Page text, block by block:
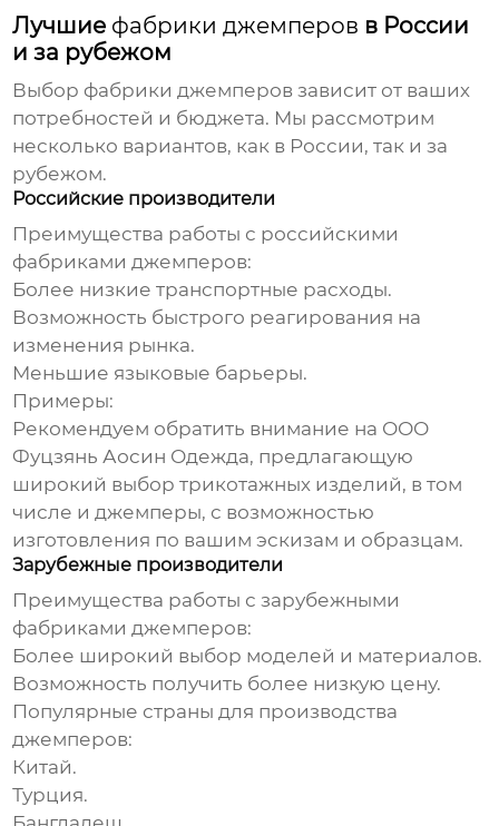
Лучшие фабрики джемперов в России
и за рубежом
Выбор фабрики джемперов зависит от ваших
потребностей и бюджета. Мы рассмотрим
несколько вариантов, как в России, так и за
рубежом.
Российские производители
Преимущества работы с российскими
фабриками джемперов:
Более низкие транспортные расходы.
Возможность быстрого реагирования на
изменения рынка.
Меньшие языковые барьеры.
Примеры:
Рекомендуем обратить внимание на ООО
Фуцзянь Аосин Одежда, предлагающую
широкий выбор трикотажных изделий, в том
числе и джемперы, с возможностью
изготовления по вашим эскизам и образцам.
Зарубежные производители
Преимущества работы с зарубежными
фабриками джемперов:
Более широкий выбор моделей и материалов.
Возможность получить более низкую цену.
Популярные страны для производства
джемперов:
Китай.
Турция.